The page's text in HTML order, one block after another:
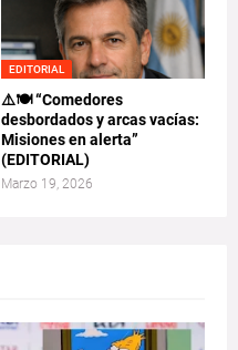
EDITORIAL
⚠️🍽️ “Comedores
desbordados y arcas vacías:
Misiones en alerta”
(EDITORIAL)
Marzo 19, 2026